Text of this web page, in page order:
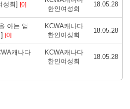
성회] [0]
한인여성회
18.05.28
아는 엄
[0]
KCWA캐나다
한인여성회
18.05.28
캐나다
KCWA캐나다
한인여성회
18.05.28